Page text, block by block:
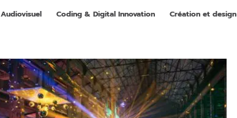
Audiovisuel Coding & Digital Innovation Création et design